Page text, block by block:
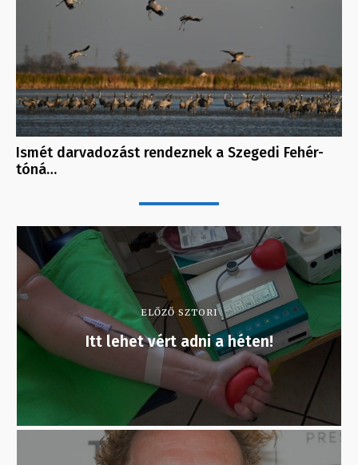
Ismét darvadozást rendeznek a Szegedi Fehér-
tóná…
ELŐZŐ SZTORI
Itt lehet vért adni a héten!